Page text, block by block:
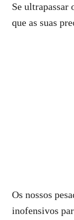
Se ultrapassar
que as suas
Os nossos
inofensivos